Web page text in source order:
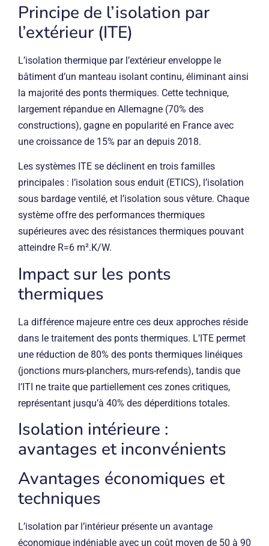
Principe de l’isolation par
l’extérieur (ITE)
L’isolation thermique par l’extérieur enveloppe le
bâtiment d’un manteau isolant continu, éliminant ainsi
la majorité des ponts thermiques. Cette technique,
largement répandue en Allemagne (70% des
constructions), gagne en popularité en France avec
une croissance de 15% par an depuis 2018.
Les systèmes ITE se déclinent en trois familles
principales : l’isolation sous enduit (ETICS), l’isolation
sous bardage ventilé, et l’isolation sous vêture. Chaque
système offre des performances thermiques
supérieures avec des résistances thermiques pouvant
atteindre R=6 m².K/W.
Impact sur les ponts
thermiques
La différence majeure entre ces deux approches réside
dans le traitement des ponts thermiques. L’ITE permet
une réduction de 80% des ponts thermiques linéiques
(jonctions murs-planchers, murs-refends), tandis que
l’ITI ne traite que partiellement ces zones critiques,
représentant jusqu’à 40% des déperditions totales.
Isolation intérieure :
avantages et inconvénients
Avantages économiques et
techniques
L’isolation par l’intérieur présente un avantage
économique indéniable avec un coût moyen de 50 à 90